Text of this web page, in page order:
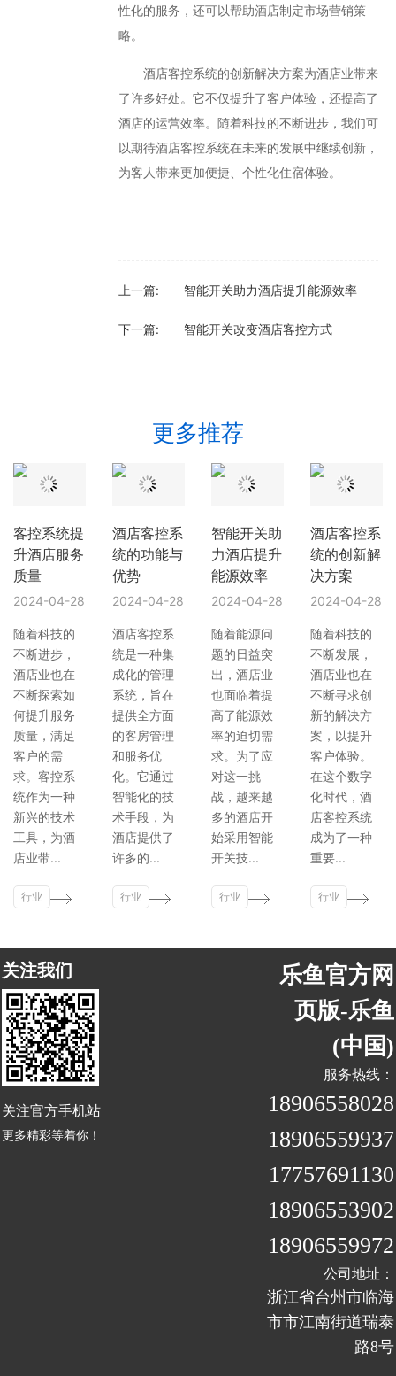
性化的服务，还可以帮助酒店制定市场营销策
略。
酒店客控系统的创新解决方案为酒店业带来
了许多好处。它不仅提升了客户体验，还提高了
酒店的运营效率。随着科技的不断进步，我们可
以期待酒店客控系统在未来的发展中继续创新，
为客人带来更加便捷、个性化住宿体验。
上一篇: 智能开关助力酒店提升能源效率
下一篇: 智能开关改变酒店客控方式
更多推荐
客控系统提
升酒店服务
质量
2024-04-28
随着科技的
不断进步，
酒店业也在
不断探索如
何提升服务
质量，满足
客户的需
求。客控系
统作为一种
新兴的技术
工具，为酒
店业带...
行业
酒店客控系
统的功能与
优势
2024-04-28
酒店客控系
统是一种集
成化的管理
系统，旨在
提供全方面
的客房管理
和服务优
化。它通过
智能化的技
术手段，为
酒店提供了
许多的...
行业
智能开关助
力酒店提升
能源效率
2024-04-28
随着能源问
题的日益突
出，酒店业
也面临着提
高了能源效
率的迫切需
求。为了应
对这一挑
战，越来越
多的酒店开
始采用智能
开关技...
行业
酒店客控系
统的创新解
决方案
2024-04-28
随着科技的
不断发展，
酒店业也在
不断寻求创
新的解决方
案，以提升
客户体验。
在这个数字
化时代，酒
店客控系统
成为了一种
重要...
行业
关注我们
关注官方手机站
更多精彩等着你！
乐鱼官方网
页版-乐鱼
(中国)
服务热线：
18906558028
18906559937
17757691130
18906553902
18906559972
公司地址：
浙江省台州市临海
市市江南街道瑞泰
路8号